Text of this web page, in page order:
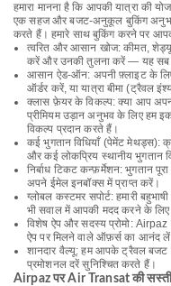
हमारा मानना है कि आपकी यात्रा की
एक सहज और बजट-अनुकूल बुकिंग अनुभव
करते हैं। हमारे साथ बुकिंग करने पर
त्वरित और आसान खोज: कीमत,
करें और उनकी तुलना करें — यह सब
आसान ऐड-ऑन: अपनी फ़्लाइट के
ऑर्डर करें, या यात्रा बीमा (ट्रैवल
क्लास फ़ेयर के विकल्प: क्या आप
प्रीमियम उड़ान अनुभव के लिए हम
विकल्प प्रदान करते हैं।
कई भुगतान विधियाँ (पेमेंट मेथड्स):
और कई लोकप्रिय स्थानीय भुगतान
निर्बाध टिकट कन्फ़र्मेशन: भुगतान
अपने ईमेल इनबॉक्स में प्राप्त करें।
ग्लोबल कस्टमर सपोर्ट: हमारी
भी सवाल में आपकी मदद करने के
विशेष ऐप और सदस्य प्रोमो:
ऐप पर मिलने वाले ऑफ़र्स का आनंद
शानदार वैल्यू: हम आपके ट्रैवल बजट
प्रमोशनल दरें सुनिश्चित करते हैं।
Airpaz पर Air Transat की